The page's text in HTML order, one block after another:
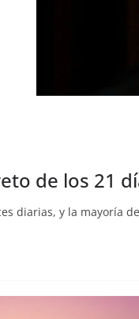
de los 21
diarias, y la mayoría